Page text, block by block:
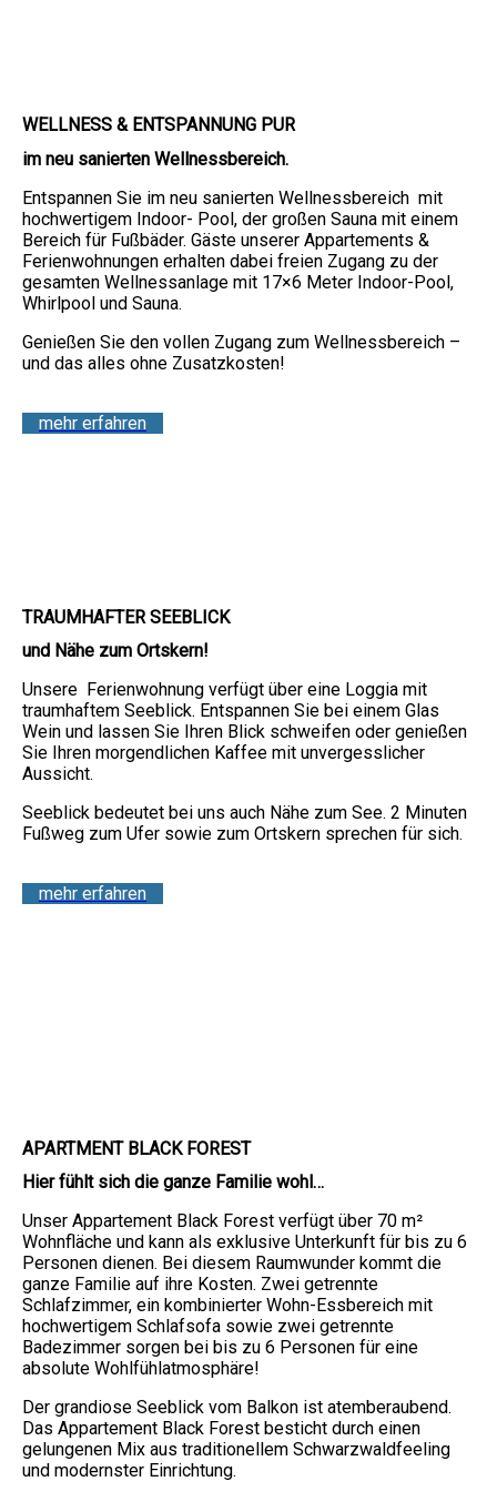
WELLNESS & ENTSPANNUNG PUR
im neu sanierten Wellnessbereich.
Entspannen Sie im neu sanierten Wellnessbereich mit
hochwertigem Indoor- Pool, der großen Sauna mit einem
Bereich für Fußbäder. Gäste unserer Appartements &
Ferienwohnungen erhalten dabei freien Zugang zu der
gesamten Wellnessanlage mit 17×6 Meter Indoor-Pool,
Whirlpool und Sauna.
Genießen Sie den vollen Zugang zum Wellnessbereich –
und das alles ohne Zusatzkosten!
mehr erfahren
TRAUMHAFTER SEEBLICK
und Nähe zum Ortskern!
Unsere Ferienwohnung verfügt über eine Loggia mit
traumhaftem Seeblick. Entspannen Sie bei einem Glas
Wein und lassen Sie Ihren Blick schweifen oder genießen
Sie Ihren morgendlichen Kaffee mit unvergesslicher
Aussicht.
Seeblick bedeutet bei uns auch Nähe zum See. 2 Minuten
Fußweg zum Ufer sowie zum Ortskern sprechen für sich.
mehr erfahren
APARTMENT BLACK FOREST
Hier fühlt sich die ganze Familie wohl…
Unser Appartement Black Forest verfügt über 70 m²
Wohnfläche und kann als exklusive Unterkunft für bis zu 6
Personen dienen. Bei diesem Raumwunder kommt die
ganze Familie auf ihre Kosten. Zwei getrennte
Schlafzimmer, ein kombinierter Wohn-Essbereich mit
hochwertigem Schlafsofa sowie zwei getrennte
Badezimmer sorgen bei bis zu 6 Personen für eine
absolute Wohlfühlatmosphäre!
Der grandiose Seeblick vom Balkon ist atemberaubend.
Das Appartement Black Forest besticht durch einen
gelungenen Mix aus traditionellem Schwarzwaldfeeling
und modernster Einrichtung.